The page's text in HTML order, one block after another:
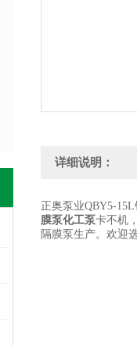
详细说明：
正奥泵业QBY5-
膜泵化工泵卡不机
隔膜泵生产。欢迎